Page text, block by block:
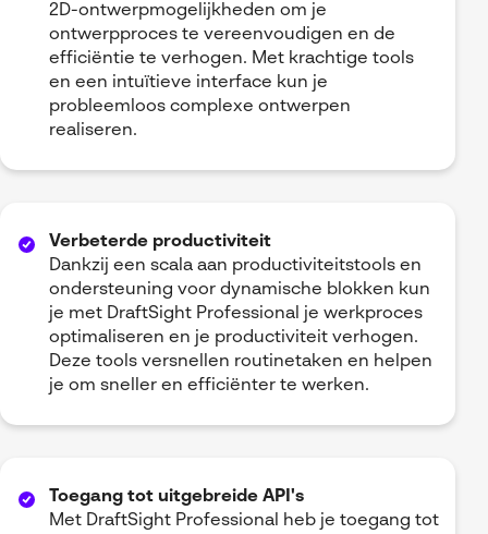
2D-ontwerpmogelijkheden om je
ontwerpproces te vereenvoudigen en de
efficiëntie te verhogen. Met krachtige tools
en een intuïtieve interface kun je
probleemloos complexe ontwerpen
realiseren.
Verbeterde productiviteit
Dankzij een scala aan productiviteitstools en
ondersteuning voor dynamische blokken kun
je met DraftSight Professional je werkproces
optimaliseren en je productiviteit verhogen.
Deze tools versnellen routinetaken en helpen
je om sneller en efficiënter te werken.
Toegang tot uitgebreide API's
Met DraftSight Professional heb je toegang tot